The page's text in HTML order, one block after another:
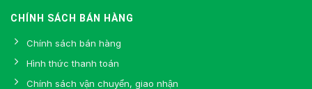
CHÍNH SÁCH BÁN HÀNG
Chính sách bán hàng
Hình thức thanh toán
Chính sách vận chuyển, giao nhận